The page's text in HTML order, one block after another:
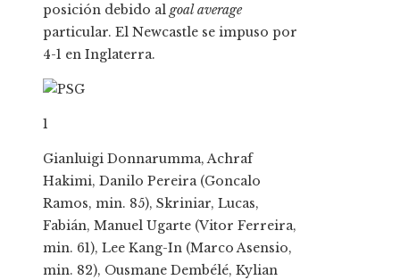
posición debido al goal average
particular. El Newcastle se impuso por
4-1 en Inglaterra.
1
Gianluigi Donnarumma, Achraf
Hakimi, Danilo Pereira (Goncalo
Ramos, min. 85), Skriniar, Lucas,
Fabián, Manuel Ugarte (Vitor Ferreira,
min. 61), Lee Kang-In (Marco Asensio,
min. 82), Ousmane Dembélé, Kylian